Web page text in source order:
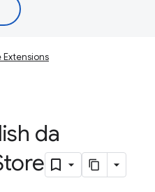
Extensions
da